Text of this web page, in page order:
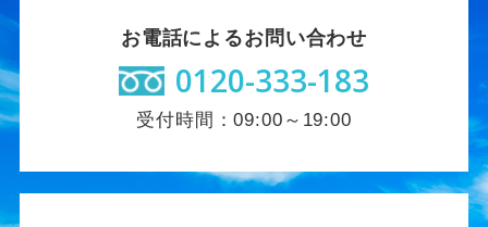
お電話によるお問い合わせ
0120-333-183
受付時間：09:00～19:00